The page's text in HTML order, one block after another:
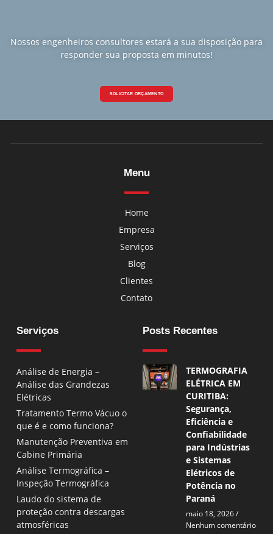
Nossos engenheiros consultores estará a sua disposição para
responder sua proposta em minutos!
SOLICITAR ORÇAMENTO
Menu
Home
Empresa
Serviços
Blog
Clientes
Contato
Serviços
Análise de Energia –
Análise das Grandezas
Elétricas
Tratamento Termo Vácuo o
que é e como funciona?
Manutenção Preventiva em
Cabine Primária
Análise Termográfica –
Inspeção Termográfica
Laudo do sistema de
proteção contra descargas
atmosféricas
Posts Recentes
TERMOGRAFIA
ELÉTRICA EM
CURITIBA:
Segurança,
Eficiência e
Confiabilidade
para Indústrias
e Sistemas
Elétricos de
Potência no
Paraná
maio 18, 2026
Nenhum comentário